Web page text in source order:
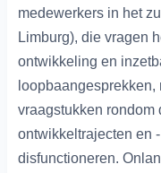
medewerkers in het
Limburg), die vragen
ontwikkeling en
vraagstukken rondom
ontwikkeltrajecten en
disfunctioneren.